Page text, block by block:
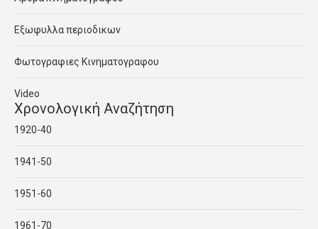
Εξωφυλλα περιοδικων
Φωτογραφιες Κινηματογραφου
Video
Χρονολογική Αναζήτηση
1920-40
1941-50
1951-60
1961-70